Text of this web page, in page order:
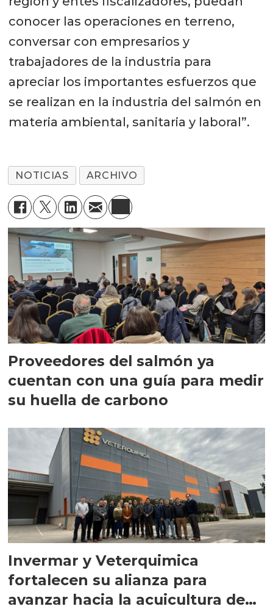
conocer las operaciones en terreno,
conversar con empresarios y
trabajadores de la industria para
apreciar los importantes esfuerzos que
se realizan en la industria del salmón en
materia ambiental, sanitaria y laboral”.
NOTICIAS ARCHIVO
Proveedores del salmón ya
cuentan con una guía para medir
su huella de carbono
Invermar y Veterquimica
fortalecen su alianza para
avanzar hacia la acuicultura de